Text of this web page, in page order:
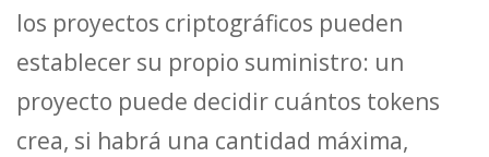
los proyectos criptográficos pueden
establecer su propio suministro: un
proyecto puede decidir cuántos tokens
crea, si habrá una cantidad máxima,